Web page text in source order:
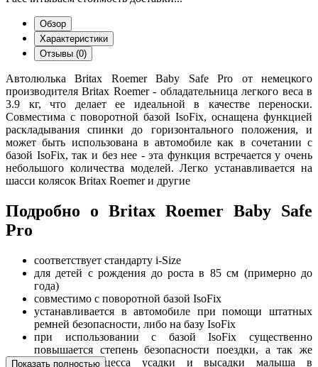
Обзор
Характеристики
Отзывы (0)
Автолюлька Britax Roemer Baby Safe Pro от немецкого
производителя Britax Roemer - обладательница легкого веса в
3.9 кг, что делает ее идеальной в качестве переноски.
Совместима с поворотной базой IsoFix, оснащена функцией
раскладывания спинки до горизонтального положения, и
может быть использована в автомобиле как в сочетании с
базой IsoFix, так и без нее - эта функция встречается у очень
небольшого количества моделей. Легко устанавливается на
шасси колясок Britax Roemer и другие
Подробно о Britax Roemer Baby Safe
Pro
соответствует стандарту i-Size
для детей с рождения до роста в 85 см (примерно до
года)
совместимо с поворотной базой IsoFix
устанавливается в автомобиле при помощи штатных
ремней безопасности, либо на базу IsoFix
при использовании с базой IsoFix существенно
повышается степень безопасности поездки, а так же
комфорт процесса усадки и высадки малыша в
Показать полностью